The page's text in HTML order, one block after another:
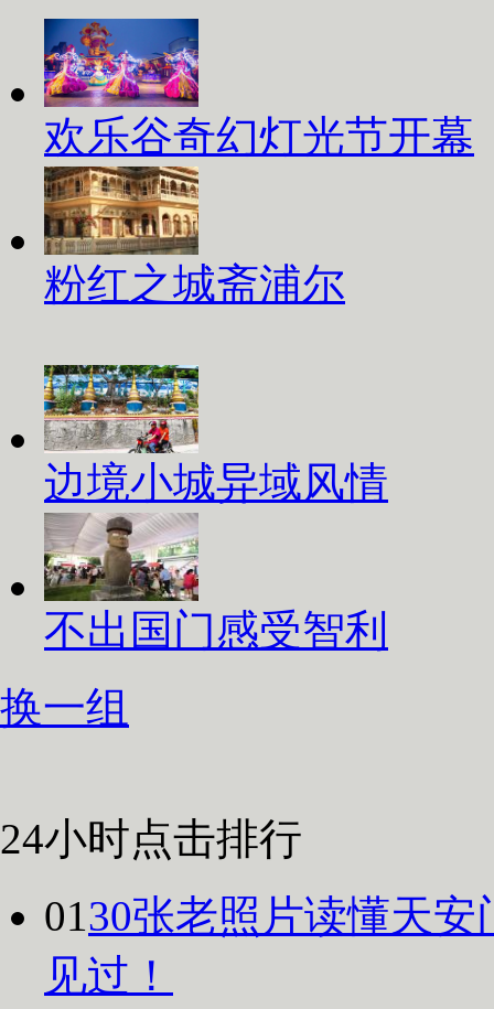
欢乐谷奇幻灯光节开幕
粉红之城斋浦尔
边境小城异域风情
不出国门感受智利
换一组
24小时点击排行
0130张老照片读懂天
见过！